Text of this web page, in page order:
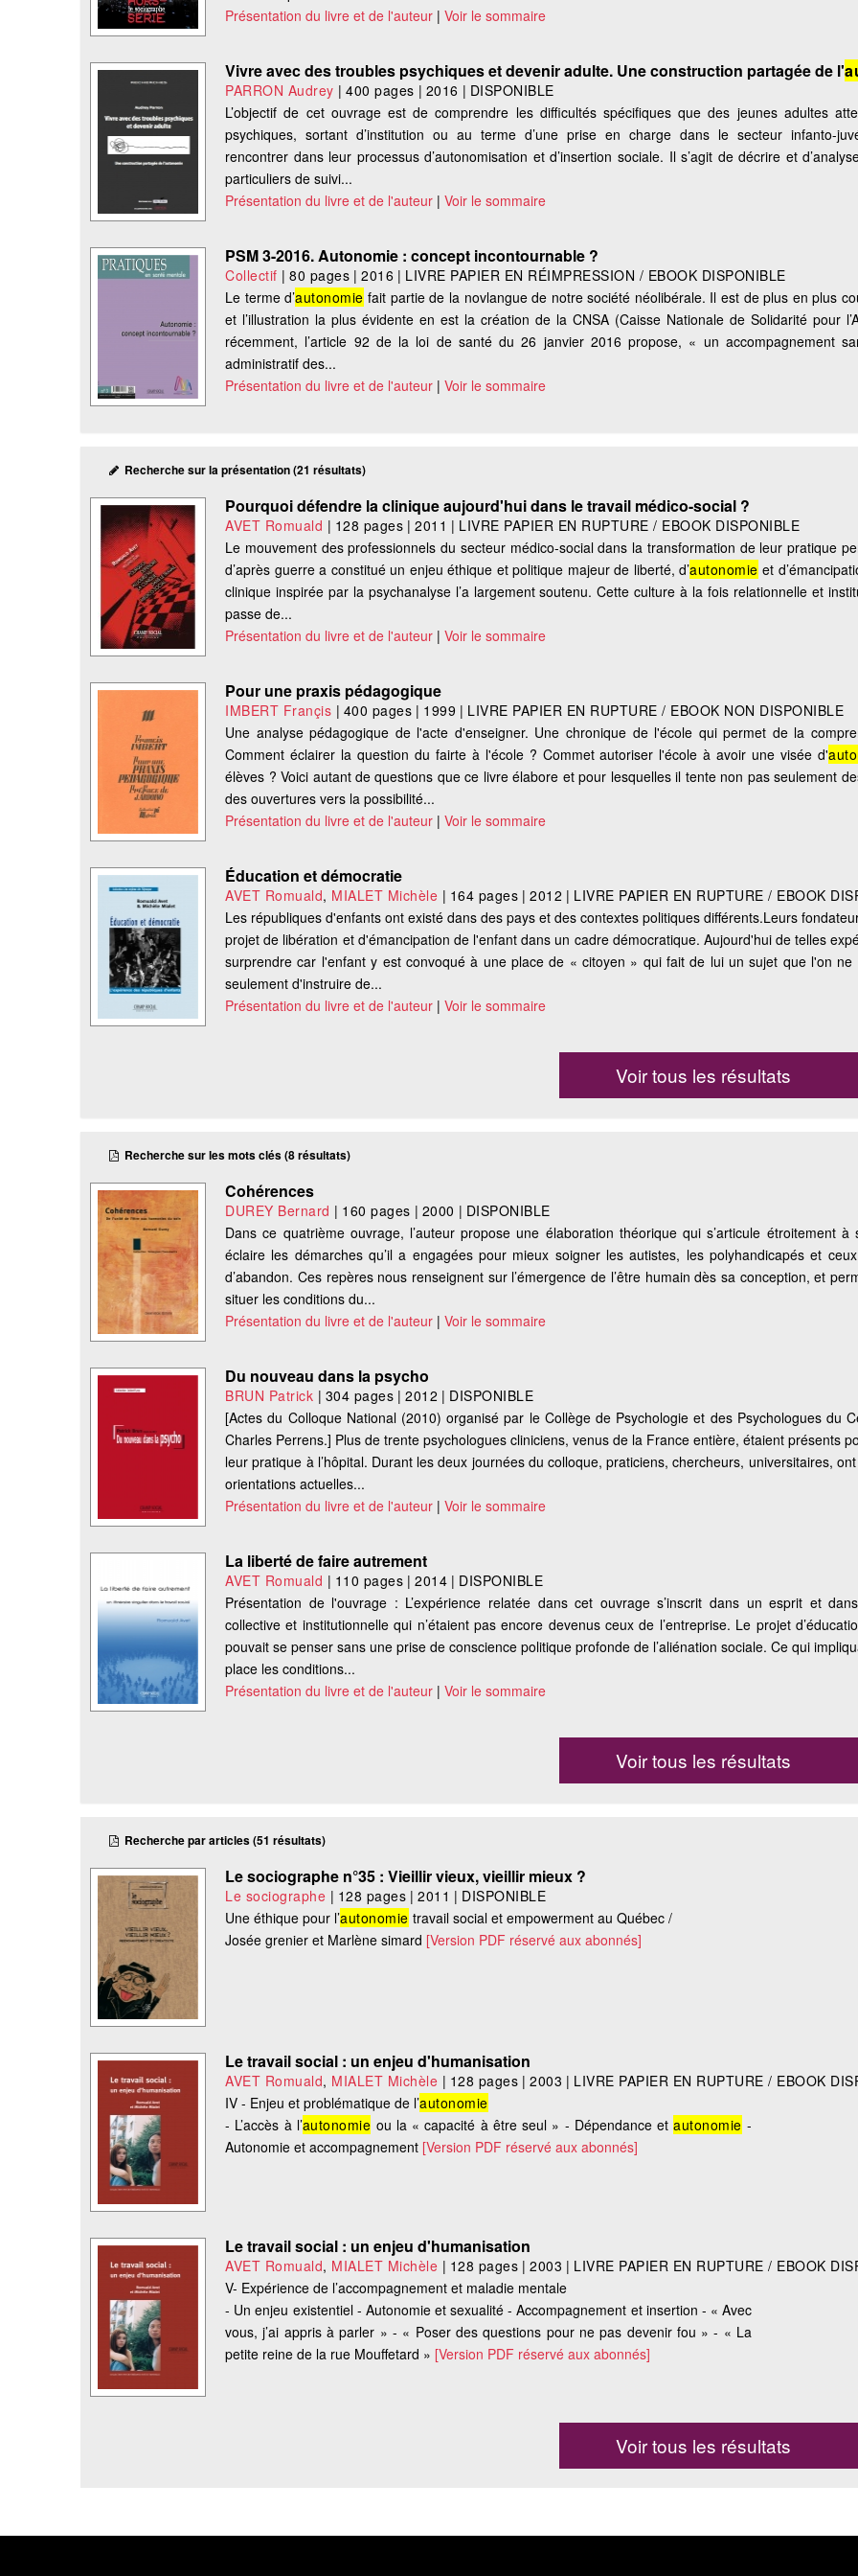
Présentation du livre et de l'auteur |Voir le sommaire
Vivre avec des troubles psychiques et devenir adulte. Une construction partagée de l'
PARRON Audrey |400 pages | 2016 | DISPONIBLE
L’objectif de cet ouvrage est de comprendre les difficultés spécifiques que des jeunes adultes
psychiques, sortant d’institution ou au terme d’une prise en charge dans le secteur infanto-
rencontrer dans leur processus d’autonomisation et d’insertion sociale. Il s’agit de décrire et
particuliers de suivi...
Présentation du livre et de l'auteur |Voir le sommaire
PSM 3-2016. Autonomie : concept incontournable ?
Collectif |80 pages |2016 | LIVRE PAPIER EN RÉIMPRESSION / EBOOK DISPONIBLE
Le terme d’autonomie fait partie de la novlangue de notre société néolibérale. Il est de plus en plus
et l’illustration la plus évidente en est la création de la CNSA (Caisse Nationale de Solidarité pour
récemment, l’article 92 de la loi de santé du 26 janvier 2016 propose, « un accompagnement
administratif des...
Présentation du livre et de l'auteur |Voir le sommaire
Recherche sur la présentation (21 résultats)
Pourquoi défendre la clinique aujourd'hui dans le travail médico-social ?
AVET Romuald | 128 pages |2011 | LIVRE PAPIER EN RUPTURE / EBOOK DISPONIBLE
Le mouvement des professionnels du secteur médico-social dans la transformation de leur pratique
d’après guerre a constitué un enjeu éthique et politique majeur de liberté, d’autonomie et
clinique inspirée par la psychanalyse l’a largement soutenu. Cette culture à la fois relationnelle et
passe de...
Présentation du livre et de l'auteur |Voir le sommaire
Pour une praxis pédagogique
IMBERT Françis | 400 pages | 1999 | LIVRE PAPIER EN RUPTURE / EBOOK NON DISPONIBLE
Une analyse pédagogique de l'acte d'enseigner. Une chronique de l'école qui permet de la
Comment éclairer la question du fairte à l'école ? Commet autoriser l'école à avoir une visée d'
élèves ? Voici autant de questions que ce livre élabore et pour lesquelles il tente non pas seulement
des ouvertures vers la possibilité...
Présentation du livre et de l'auteur |Voir le sommaire
Éducation et démocratie
AVET Romuald, MIALET Michèle | 164 pages |2012 | LIVRE PAPIER EN RUPTURE / EBOOK
Les républiques d'enfants ont existé dans des pays et des contextes politiques différents.Leurs
projet de libération et d'émancipation de l'enfant dans un cadre démocratique. Aujourd'hui de telles
surprendre car l'enfant y est convoqué à une place de « citoyen » qui fait de lui un sujet que l'on ne
seulement d'instruire de...
Présentation du livre et de l'auteur |Voir le sommaire
Voir tous les résultats
Recherche sur les mots clés (8 résultats)
Cohérences
DUREY Bernard | 160 pages | 2000 | DISPONIBLE
Dans ce quatrième ouvrage, l’auteur propose une élaboration théorique qui s’articule étroitement à
éclaire les démarches qu’il a engagées pour mieux soigner les autistes, les polyhandicapés et
d’abandon. Ces repères nous renseignent sur l’émergence de l’être humain dès sa conception, et
situer les conditions du...
Présentation du livre et de l'auteur |Voir le sommaire
Du nouveau dans la psycho
BRUN Patrick | 304 pages |2012 | DISPONIBLE
[Actes du Colloque National (2010) organisé par le Collège de Psychologie et des Psychologues du
Charles Perrens.] Plus de trente psychologues cliniciens, venus de la France entière, étaient présents
leur pratique à l’hôpital. Durant les deux journées du colloque, praticiens, chercheurs, universitaires,
orientations actuelles...
Présentation du livre et de l'auteur |Voir le sommaire
La liberté de faire autrement
AVET Romuald | 110 pages |2014 | DISPONIBLE
Présentation de l'ouvrage : L’expérience relatée dans cet ouvrage s’inscrit dans un esprit et
collective et institutionnelle qui n’étaient pas encore devenus ceux de l’entreprise. Le projet
pouvait se penser sans une prise de conscience politique profonde de l’aliénation sociale. Ce qui
place les conditions...
Présentation du livre et de l'auteur |Voir le sommaire
Voir tous les résultats
Recherche par articles (51 résultats)
Le sociographe n°35 : Vieillir vieux, vieillir mieux ?
Le sociographe | 128 pages |2011 | DISPONIBLE
Une éthique pour l’autonomie travail social et empowerment au Québec /
Josée grenier et Marlène simard [Version PDF réservé aux abonnés]
Le travail social : un enjeu d'humanisation
AVET Romuald, MIALET Michèle | 128 pages |2003 | LIVRE PAPIER EN RUPTURE / EBOOK
IV - Enjeu et problématique de l’autonomie
- L’accès à l’autonomie ou la « capacité à être seul » - Dépendance etautonomie -
Autonomie et accompagnement [Version PDF réservé aux abonnés]
Le travail social : un enjeu d'humanisation
AVET Romuald, MIALET Michèle | 128 pages |2003 | LIVRE PAPIER EN RUPTURE / EBOOK
V- Expérience de l’accompagnement et maladie mentale
- Un enjeu existentiel - Autonomie et sexualité - Accompagnement et insertion - « Avec
vous, j’ai appris à parler » - « Poser des questions pour ne pas devenir fou » - « La
petite reine de la rue Mouffetard » [Version PDF réservé aux abonnés]
Voir tous les résultats